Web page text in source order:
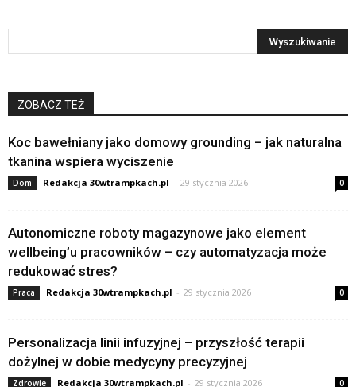
ZOBACZ TEŻ
Koc bawełniany jako domowy grounding – jak naturalna
tkanina wspiera wyciszenie
Dom Redakcja 30wtrampkach.pl - 29 stycznia 2026 0
Autonomiczne roboty magazynowe jako element
wellbeing’u pracowników – czy automatyzacja może
redukować stres?
Praca Redakcja 30wtrampkach.pl - 29 stycznia 2026 0
Personalizacja linii infuzyjnej – przyszłość terapii
dożylnej w dobie medycyny precyzyjnej
Zdrowie Redakcja 30wtrampkach.pl - 29 stycznia 2026 0